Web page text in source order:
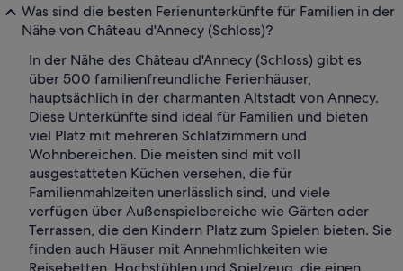
Was sind die besten Ferienunterkünfte für Familien in der
Nähe von Château d'Annecy (Schloss)?
In der Nähe des Château d'Annecy (Schloss) gibt es
über 500 familienfreundliche Ferienhäuser,
hauptsächlich in der charmanten Altstadt von Annecy.
Diese Unterkünfte sind ideal für Familien und bieten
viel Platz mit mehreren Schlafzimmern und
Wohnbereichen. Die meisten sind mit voll
ausgestatteten Küchen versehen, die für
Familienmahlzeiten unerlässlich sind, und viele
verfügen über Außenspielbereiche wie Gärten oder
Terrassen, die den Kindern Platz zum Spielen bieten. Sie
finden auch Häuser mit Annehmlichkeiten wie